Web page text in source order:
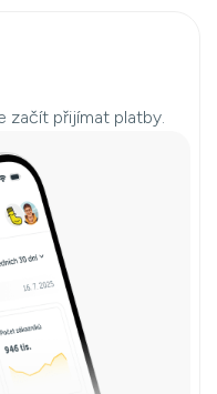
začít přijímat platby.